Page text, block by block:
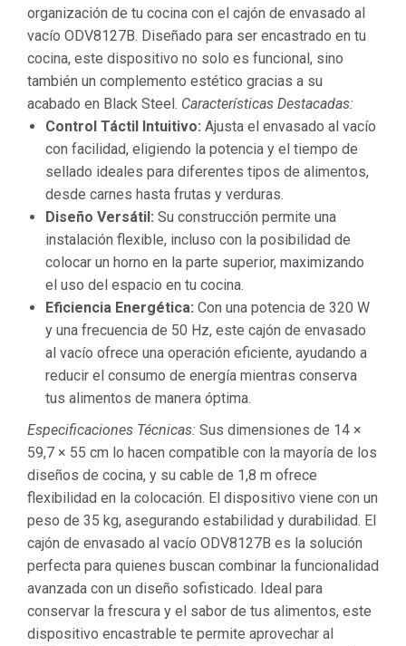
organización de tu cocina con el cajón de envasado al
vacío ODV8127B. Diseñado para ser encastrado en tu
cocina, este dispositivo no solo es funcional, sino
también un complemento estético gracias a su
acabado en Black Steel. Características Destacadas:
Control Táctil Intuitivo: Ajusta el envasado al vacío
con facilidad, eligiendo la potencia y el tiempo de
sellado ideales para diferentes tipos de alimentos,
desde carnes hasta frutas y verduras.
Diseño Versátil: Su construcción permite una
instalación flexible, incluso con la posibilidad de
colocar un horno en la parte superior, maximizando
el uso del espacio en tu cocina.
Eficiencia Energética: Con una potencia de 320 W
y una frecuencia de 50 Hz, este cajón de envasado
al vacío ofrece una operación eficiente, ayudando a
reducir el consumo de energía mientras conserva
tus alimentos de manera óptima.
Especificaciones Técnicas: Sus dimensiones de 14 ×
59,7 × 55 cm lo hacen compatible con la mayoría de los
diseños de cocina, y su cable de 1,8 m ofrece
flexibilidad en la colocación. El dispositivo viene con un
peso de 35 kg, asegurando estabilidad y durabilidad. El
cajón de envasado al vacío ODV8127B es la solución
perfecta para quienes buscan combinar la funcionalidad
avanzada con un diseño sofisticado. Ideal para
conservar la frescura y el sabor de tus alimentos, este
dispositivo encastrable te permite aprovechar al